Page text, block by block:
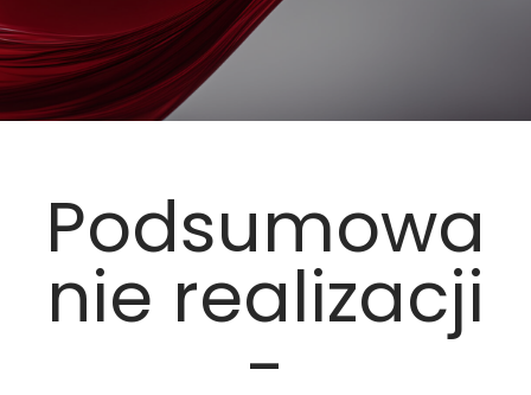
Podsumowa
nie realizacji
-